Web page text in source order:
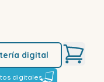
digital
digitales